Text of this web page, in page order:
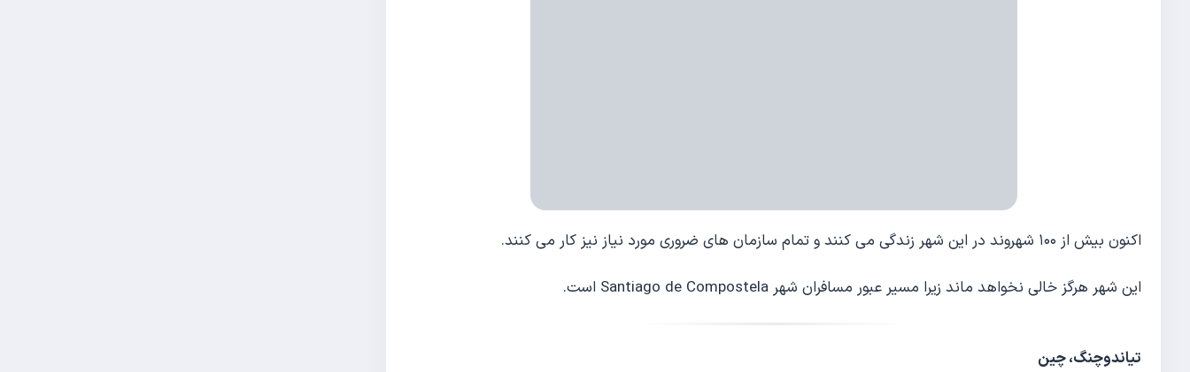
اکنون بیش از ۱۰۰ شهروند در این شهر زندگی می کنند و تمام سازمان های ضروری مورد نیاز نیز کار می کنند.
این شهر هرگز خالی نخواهد ماند زیرا مسیر عبور مسافران شهر Santiago de Compostela است.
تیاندوچنگ، چین